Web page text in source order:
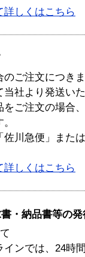
詳しくはこちら
のご注文につき
当社より発送い
をご注文の場合
川急便」また
詳しくはこちら
・納品書等の
インでは、24時